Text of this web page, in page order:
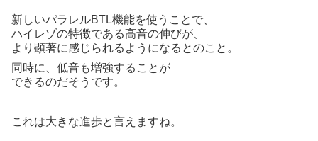
新しいパラレルBTL機能を使うことで、
ハイレゾの特徴である高音の伸びが、
より顕著に感じられるようになるとのこと。
同時に、低音も増強することが
できるのだそうです。
これは大きな進歩と言えますね。